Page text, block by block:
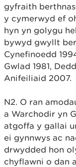
gyfraith
y cymerwyd ef
hyn yn golygu
bywyd gwyllt
Cynefinoedd
Gwlad 1981,
Anifeiliaid 2007.
N2. O ran
a Warchodir yn
atgoffa y gallai
ei gynnwys ac
drwydded hon
chyflawni o dan